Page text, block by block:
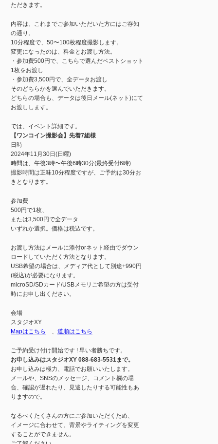
ただきます。
内容は、これまでご参加いただいた方にはご存知
の通り。
10分程度で、50〜100枚程度撮影します。
変更になったのは、料金とお渡し方法。
・参加費500円で、こちらで選んだベストショット
1枚をお渡し
・参加費3,500円で、全データお渡し
そのどちらかを選んでいただきます。
どちらの場合も、データは後日メール(ネット)にて
お渡しします。
では、イベント詳細です。
【ワンコイン撮影会】先着7組様
日時
2024年11月30日(日曜)
時間は、午後3時〜午後6時30分(最終受付6時)
撮影時間は正味10分程度ですが、ご予約は30分お
きとなります。
参加費
500円で1枚、
または3,500円で全データ
いずれか選択。価格は税込です。
お渡し方法はメールに添付orネット経由でダウン
ロードしていただく方法となります。
USB希望の場合は、メディア代として別途+990円
(税込)が必要になります。
microSD/SDカード/USBメモリご希望の方は受付
時にお申し出ください。
会場
スタジオXY
Mapはこちら
、 道順はこちら
ご予約受け付け開始です ! 早い者勝ちです。
お申し込みはスタジオXY 088-683-5531まで。
お申し込みは極力、電話でお願いいたします。
メールや、SNSのメッセージ、コメント欄の場
合、確認が遅れたり、見逃したりする可能性もあ
りますので。
なるべくたくさんの方にご参加いただくため、
イメージに合わせて、背景やライティングを変更
することができません。